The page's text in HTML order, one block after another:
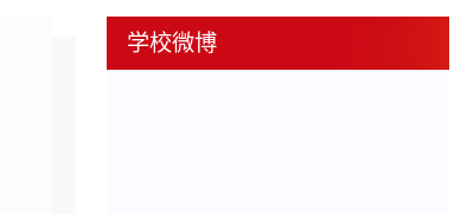
学校微博